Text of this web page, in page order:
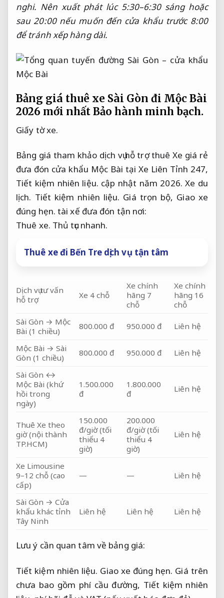
nghi. Nên xuất phát lúc 5:30–6:30 sáng hoặc
sau 20:00 nếu muốn đến cửa khẩu trước 8:00
để tránh xếp hàng dài.
Bảng giá thuê xe Sài Gòn đi Mộc Bài
2026 mới nhấtBảo hành minh bạch.
Giấy tờ xe.
Bảng giá tham khảo dịch vụ hỗ trợ thuê Xe giá rẻ
đưa đón cửa khẩu Mộc Bài tại Xe Liên Tỉnh 247,
Tiết kiệm nhiên liệu. cập nhật năm 2026.Xe du
lịch. Tiết kiệm nhiên liệu. Giá trọn bộ, Giao xe
đúng hẹn. tài xế đưa đón tận nơi:
Thuê xe. Thủ tục nhanh.
Thuê xe đi Bến Tre dịch vụ tận tâm
Dịch vụ tư vấn
hỗ trợ
Xe 4 chỗ
Xe chính
hãng 7
chỗ
Xe chính
hãng 16
chỗ
Sài Gòn → Mộc
Bài (1 chiều)
800.000 đ 950.000 đ Liên hệ
Mộc Bài → Sài
Gòn (1 chiều)
800.000 đ 950.000 đ Liên hệ
Sài Gòn ↔
Mộc Bài (khứ
hồi trong
ngày)
1.500.000
đ
1.800.000
đ
Liên hệ
Thuê Xe theo
giờ (nội thành
TP.HCM)
150.000
đ/giờ (tối
thiểu 4
giờ)
200.000
đ/giờ (tối
thiểu 4
giờ)
Liên hệ
Xe Limousine
9–12 chỗ (cao
cấp)
— — Liên hệ
Sài Gòn → Cửa
khẩu khác tỉnh
Tây Ninh
Liên hệ Liên hệ Liên hệ
Lưu ý cần quan tâm về bảng giá:
Tiết kiệm nhiên liệu. Giao xe đúng hẹn. Giá trên
chưa bao gồm phí cầu đường, Tiết kiệm nhiên